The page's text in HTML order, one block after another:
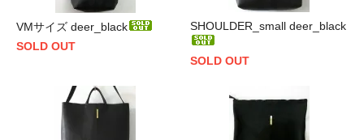
VMサイズ deer_black
SOLD OUT
SHOULDER_small deer_black
SOLD OUT